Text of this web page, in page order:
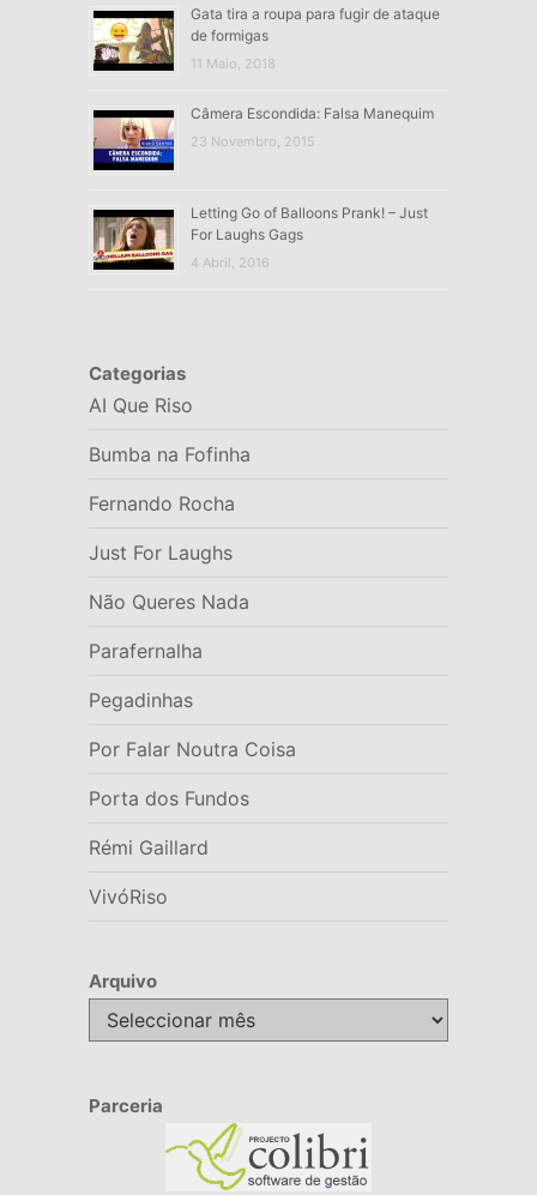
Gata tira a roupa para fugir de ataque
de formigas
11 Maio, 2018
Câmera Escondida: Falsa Manequim
23 Novembro, 2015
Letting Go of Balloons Prank! – Just
For Laughs Gags
4 Abril, 2016
Categorias
AI Que Riso
Bumba na Fofinha
Fernando Rocha
Just For Laughs
Não Queres Nada
Parafernalha
Pegadinhas
Por Falar Noutra Coisa
Porta dos Fundos
Rémi Gaillard
VivóRiso
Arquivo
Arquivo
Parceria